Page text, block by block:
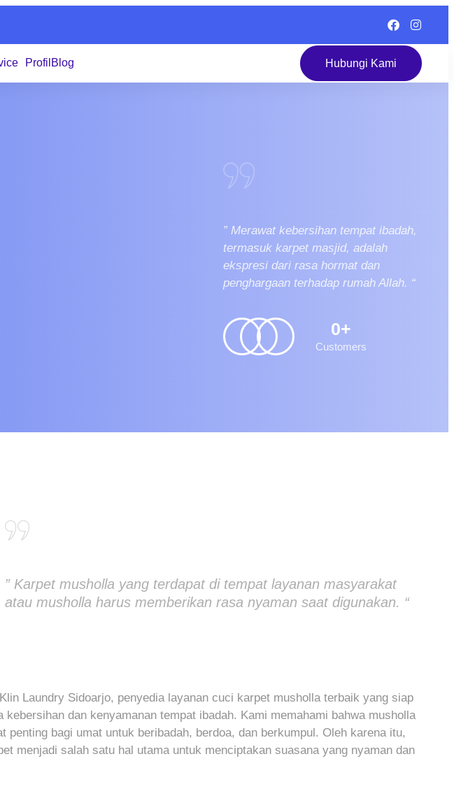
Profil Blog Hubungi Kami
” Merawat kebersihan tempat ibadah,
termasuk karpet masjid, adalah
ekspresi dari rasa hormat dan
penghargaan terhadap rumah Allah. “
Customers
0+
” Karpet musholla yang terdapat di tempat layanan masyarakat
atau musholla harus memberikan rasa nyaman saat digunakan. “
Laundry Sidoarjo, penyedia layanan cuci karpet musholla terbaik yang siap
kebersihan dan kenyamanan tempat ibadah. Kami memahami bahwa musholla
penting bagi umat untuk beribadah, berdoa, dan berkumpul. Oleh karena itu,
menjadi salah satu hal utama untuk menciptakan suasana yang nyaman dan